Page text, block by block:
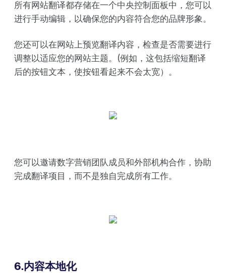
所有网站翻译都存储在一个中央控制面板中，您可以
进行手动编辑，以确保您的内容符合您的品牌形象。
您还可以在网站上预览翻译内容，检查是否需要进行
调整以适应您的网站主题。(例如，这包括缩短翻译
后的按钮文本，使按钮看起来不会太宽）。
您可以邀请数字营销团队成员和外部机构合作，协助
完成翻译项目，而不是独自完成所有工作。
6.内容本地化